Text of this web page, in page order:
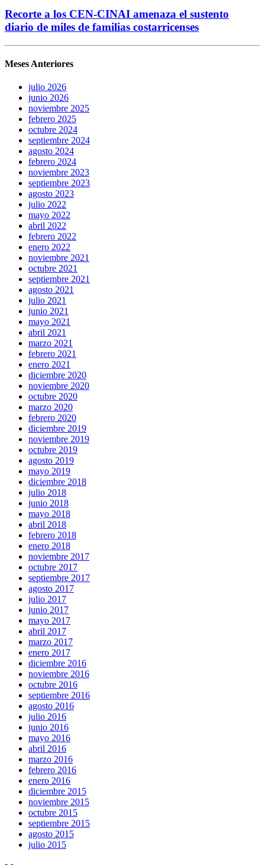
Recorte a los CEN-CINAI amenaza el sustento
diario de miles de familias costarricenses
Meses Anteriores
julio 2026
junio 2026
noviembre 2025
febrero 2025
octubre 2024
septiembre 2024
agosto 2024
febrero 2024
noviembre 2023
septiembre 2023
agosto 2023
julio 2022
mayo 2022
abril 2022
febrero 2022
enero 2022
noviembre 2021
octubre 2021
septiembre 2021
agosto 2021
julio 2021
junio 2021
mayo 2021
abril 2021
marzo 2021
febrero 2021
enero 2021
diciembre 2020
noviembre 2020
octubre 2020
marzo 2020
febrero 2020
diciembre 2019
noviembre 2019
octubre 2019
agosto 2019
mayo 2019
diciembre 2018
julio 2018
junio 2018
mayo 2018
abril 2018
febrero 2018
enero 2018
noviembre 2017
octubre 2017
septiembre 2017
agosto 2017
julio 2017
junio 2017
mayo 2017
abril 2017
marzo 2017
enero 2017
diciembre 2016
noviembre 2016
octubre 2016
septiembre 2016
agosto 2016
julio 2016
junio 2016
mayo 2016
abril 2016
marzo 2016
febrero 2016
enero 2016
diciembre 2015
noviembre 2015
octubre 2015
septiembre 2015
agosto 2015
julio 2015